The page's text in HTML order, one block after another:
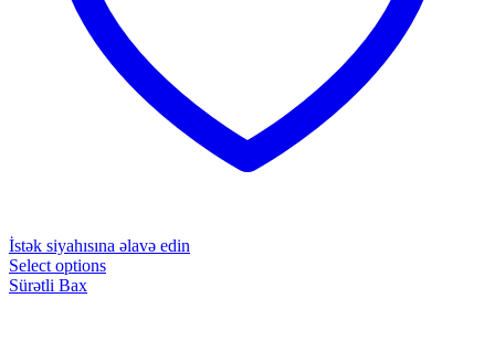
İstək siyahısına əlavə edin
Select options
Sürətli Bax